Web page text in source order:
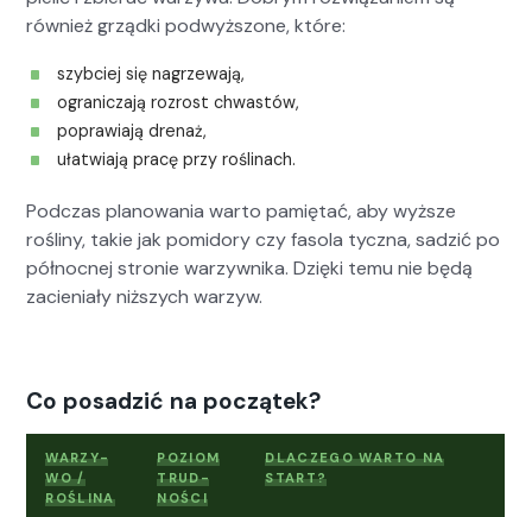
również grząd­ki pod­wyżs­zone, które:
szy­b­ciej się nagrze­wa­ją,
ogranicza­ją rozrost chwastów,
popraw­ia­ją drenaż,
ułatwia­ją pracę przy rośli­nach.
Pod­czas planowa­nia warto pamię­tać, aby wyższe
rośliny, takie jak pomi­do­ry czy faso­la tycz­na, sadz­ić po
północ­nej stron­ie warzy­wni­ka. Dzię­ki temu nie będą
zacieni­ały niższych warzyw.
Co posadzić na początek?
WARZY­
WO /
ROŚLI­NA
POZIOM
TRUD­
NOŚ­CI
DLACZEGO WARTO NA
START?